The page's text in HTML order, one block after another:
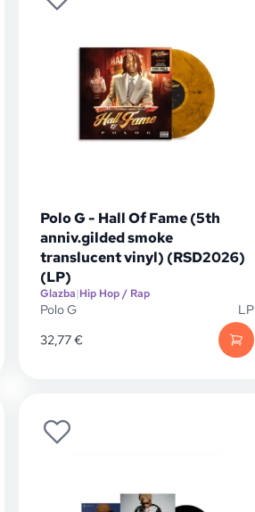
Polo G - Hall Of Fame (5th
anniv.gilded smoke
translucent vinyl) (RSD2026)
(LP)
Glazba|Hip Hop / Rap
Polo G
LP
32,77€